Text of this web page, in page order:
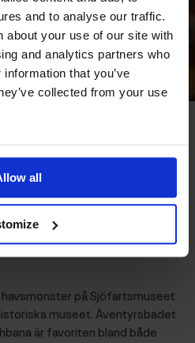
and to analyse our traffic.
about your use of our site with
and analytics partners who
that you’ve
collected from your use
all
och små
Här möts du av roliga
där hela familjen får
andas ut.
stig in i en riktig grotta
Skärgårdens höst är mild och
på Sjöfartsmuseet
museet. Äventyrsbadet
är favoriten bland både